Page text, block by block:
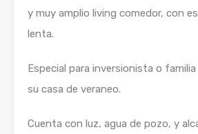
y muy amplio living comedor, con
lenta.
Especial para inversionista o
su casa de veraneo.
Cuenta con luz, agua de pozo, y